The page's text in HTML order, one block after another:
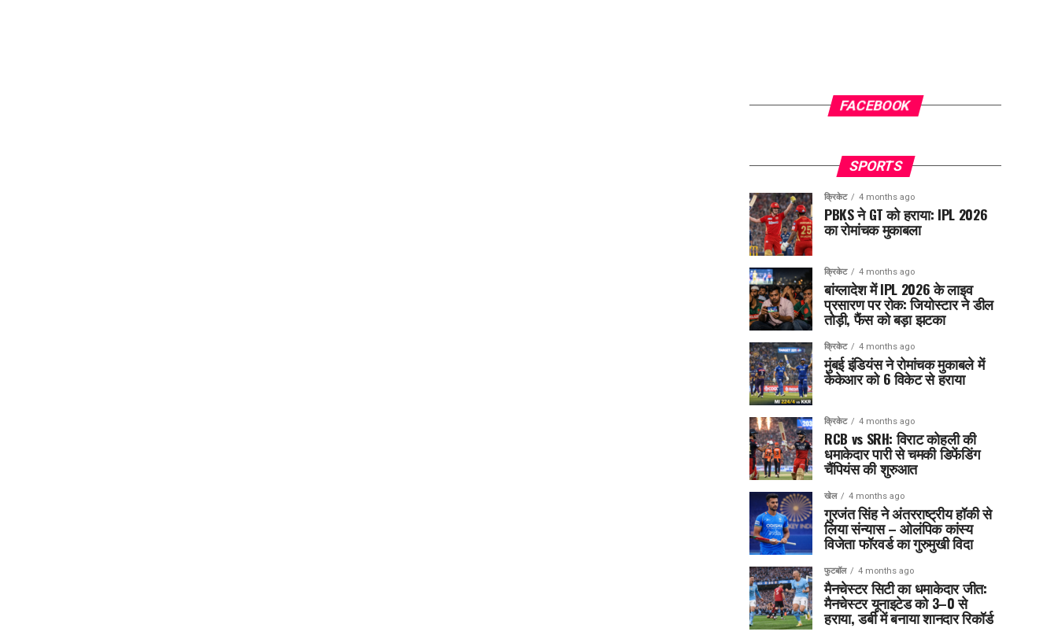
FACEBOOK
SPORTS
क्रिकेट 4 months ago
PBKS ने GT को हराया: IPL 2026
का रोमांचक मुकाबला
क्रिकेट 4 months ago
बांग्लादेश में IPL 2026 के लाइव
प्रसारण पर रोक: जियोस्टार ने डील
तोड़ी, फैंस को बड़ा झटका
क्रिकेट 4 months ago
मुंबई इंडियंस ने रोमांचक मुकाबले में
केकेआर को 6 विकेट से हराया
क्रिकेट 4 months ago
RCB vs SRH: विराट कोहली की
धमाकेदार पारी से चमकी डिफेंडिंग
चैंपियंस की शुरुआत
खेल 4 months ago
गुरजंत सिंह ने अंतरराष्ट्रीय हॉकी से
लिया संन्यास – ओलंपिक कांस्य
विजेता फॉरवर्ड का गुरुमुखी विदा
फुटबॉल 4 months ago
मैनचेस्टर सिटी का धमाकेदार जीत:
मैनचेस्टर यूनाइटेड को 3–0 से
हराया, डर्बी में बनाया शानदार रिकॉर्ड